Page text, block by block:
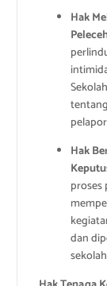
Hak
Hak
dan